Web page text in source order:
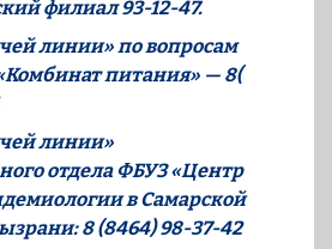
филиал 93-12-47.
линии» по вопросам
питания» — 8(
линии»
отдела ФБУЗ «Центр
в Самарской
8 (8464) 98-37-42